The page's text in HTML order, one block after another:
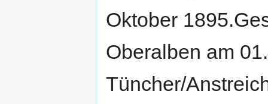
Oktober
Oberalben am
Tüncher/